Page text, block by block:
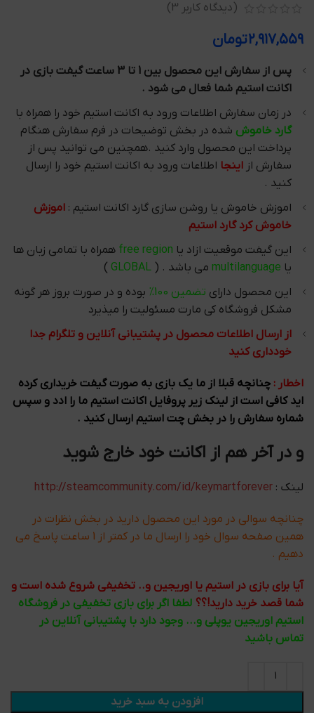
(دیدگاه کاربر 3
)
۲,۹۱۷,۵۵۹تومان
پس از سفارش این محصول بین 1 تا 3 ساعت گیفت بازی در
اکانت استیم شما فعال می شود .
در زمان سفارش اطلاعات ورود به اکانت استیم خود را همراه با
گارد خاموش شده در بخش توضیحات در فرم سفارش هنگام
پرداخت این محصول وارد کنید .همچنین می توانید پس از
سفارش از اینجا اطلاعات ورود به اکانت استیم خود را ارسال
کنید .
اموزش خاموش یا روشن سازی گارد اکانت استیم : اموزش
خاموش کرد گارد استیم
این گیفت موقعیت ازاد یا free region همراه با تمامی زبان ها
یا multilanguage می باشد . ( GLOBAL
)
این محصول دارای تضمین 100%
بوده و در صورت بروز هر گونه
مشکل فروشگاه کی مارت مسئولیت را میذیرد
از ارسال اطلاعات محصول در پشتیبانی آنلاین و تلگرام جدا
خودداری کنید
اخطار : چنانچه قبلا از ما یک بازی به صورت گیفت خریداری کرده
اید کافی است از لینک زیر پروفایل اکانت استیم ما را ادد و سپس
شماره سفارش را در بخش چت استیم ارسال کنید .
و در آخر هم از اکانت خود خارج شوید
لینک : http://steamcommunity.com/id/keymartforever
چنانچه سوالی در مورد این محصول دارید در بخش نظرات در
همین صفحه سوال خود را ارسال ما در کمتر از 1 ساعت پاسخ می
دهیم .
آیا برای بازی در استیم یا اوریجین و.. تخفیفی شروع شده است و
شما قصد خرید دارید!؟؟ لطفا اگر برای بازی تخفیفی در فروشگاه
استیم اوریجین یوپلی و... وجود دارد با پشتیبانی آنلاین در
تماس باشید
افزودن به سبد خرید